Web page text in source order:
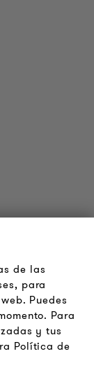
de las
para
Puedes
Para
y tus
Política de